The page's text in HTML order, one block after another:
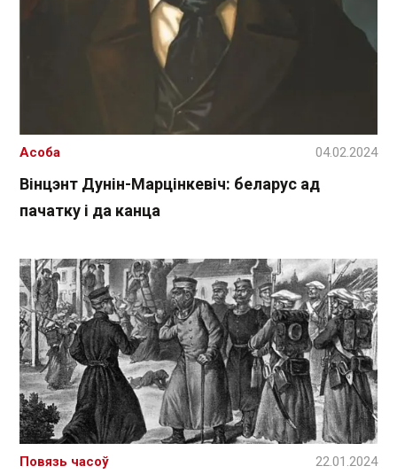
Вінцэнт Дунін-Марцінкевіч: беларус ад
пачатку і да канца
Асоба 04.02.2024
Повязь часоў 22.01.2024